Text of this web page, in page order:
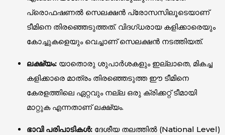
പ്രൊഫഷണൽ സെലക്ഷൻ പ്രോസസിലൂടെയാണ്
ടീമിനെ തിരഞ്ഞെടുത്തത്. വിദഗ്ധരായ കളിക്കാരെയും
കോച്ചുകളെയും വെച്ചാണ് സെലക്ഷൻ നടത്തിയത്.
ലക്ഷ്യം:യാതൊരു ശുപാർശകളും ഇല്ലാതെ, മികച്ച
കളിക്കാരെ മാത്രം തിരഞ്ഞെടുത്ത ഈ ടീമിനെ
കേരളത്തിലെ ഏറ്റവും നല്ല ഒരു ക്രിക്കറ്റ് ടീമായി
മാറ്റുക എന്നതാണ് ലക്ഷ്യം.
ഭാവി പരിപാടികൾ:ദേശീയ തലത്തിൽ (National Level)